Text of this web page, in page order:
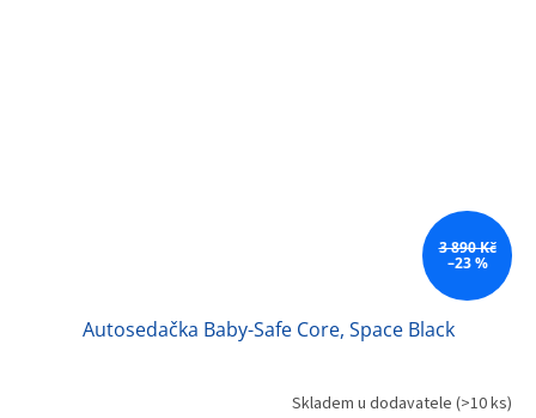
3 890 Kč
–23 %
Autosedačka Baby-Safe Core, Space Black
Skladem u dodavatele (>10 ks)